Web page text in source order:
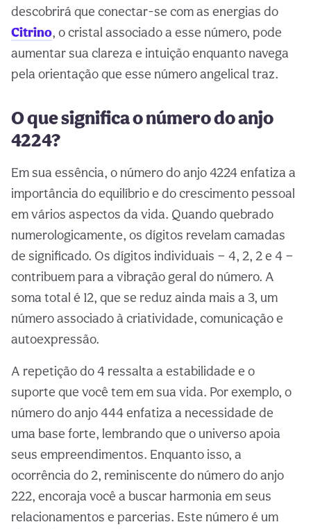
descobrirá que conectar-se com as energias do
Citrino, o cristal associado a esse número, pode
aumentar sua clareza e intuição enquanto navega
pela orientação que esse número angelical traz.
O que significa o número do anjo
4224?
Em sua essência, o número do anjo 4224 enfatiza a
importância do equilíbrio e do crescimento pessoal
em vários aspectos da vida. Quando quebrado
numerologicamente, os dígitos revelam camadas
de significado. Os dígitos individuais — 4, 2, 2 e 4 —
contribuem para a vibração geral do número. A
soma total é 12, que se reduz ainda mais a 3, um
número associado à criatividade, comunicação e
autoexpressão.
A repetição do 4 ressalta a estabilidade e o
suporte que você tem em sua vida. Por exemplo, o
número do anjo 444 enfatiza a necessidade de
uma base forte, lembrando que o universo apoia
seus empreendimentos. Enquanto isso, a
ocorrência do 2, reminiscente do número do anjo
222, encoraja você a buscar harmonia em seus
relacionamentos e parcerias. Este número é um